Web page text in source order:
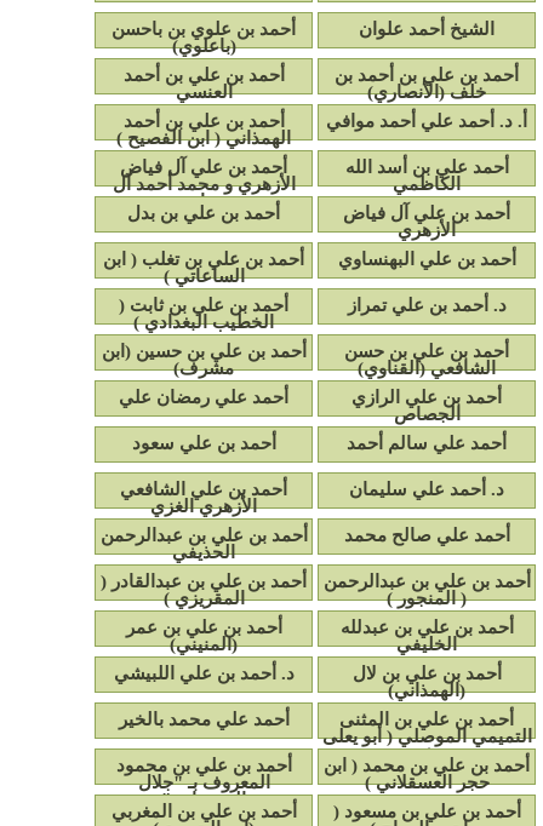
الشيخ أحمد علوان
أحمد بن علوي بن باحسن
(باعلوي)
أحمد بن علي بن أحمد بن
خلف (الأنصاري)
أحمد بن علي بن أحمد
العنسي
أ. د. أحمد علي أحمد موافي
أحمد بن علي بن أحمد
الهمذاني ( ابن الفصيح )
أحمد علي بن أسد الله
الكاظمي
أحمد بن علي آل فياض
الأزهري و محمد أحمد آل
رحاب
أحمد بن علي آل فياض
الأزهري
أحمد بن علي بن بدل
أحمد بن علي البهنساوي
أحمد بن علي بن تغلب ( ابن
الساعاتي )
د. أحمد بن علي تمراز
أحمد بن علي بن ثابت (
الخطيب البغدادي )
أحمد بن علي بن حسن
الشافعي (القناوي)
أحمد بن علي بن حسين (ابن
مشرف)
أحمد بن علي الرازي
الجصاص
أحمد علي رمضان علي
أحمد علي سالم أحمد أحمد بن علي سعود
د. أحمد علي سليمان
أحمد بن علي الشافعي
الأزهري الغزي
أحمد علي صالح محمد
أحمد بن علي بن عبدالرحمن
الحذيفي
أحمد بن علي بن عبدالرحمن
( المنجور )
أحمد بن علي بن عبدالقادر (
المقريزي )
أحمد بن علي بن عبدلله
الخليفي
أحمد بن علي بن عمر
(المنيني)
أحمد بن علي بن لال
(الهمذاني)
د. أحمد بن علي اللبيشي
أحمد بن علي بن المثنى
التميمي الموصلي ( أبو يعلى
)
أحمد علي محمد بالخير
أحمد بن علي بن محمد ( ابن
حجر العسقلاني )
أحمد بن علي بن محمود
المعروف بـ "جلال
العجدواني"
أحمد بن علي بن مسعود (
أحمد بن علي بن المغربي